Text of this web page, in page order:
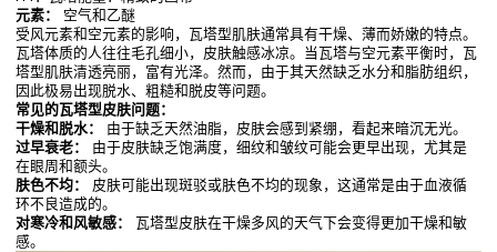
元素：
空气和乙醚
受风元素和空元素的影响，瓦塔型肌肤通常具有干燥、薄而娇嫩的特点。
瓦塔体质的人往往毛孔细小，皮肤触感冰凉。当瓦塔与空元素平衡时，瓦
塔型肌肤清透亮丽，富有光泽。然而，由于其天然缺乏水分和脂肪组织，
因此极易出现脱水、粗糙和脱皮等问题。
常见的瓦塔型皮肤问题：
干燥和脱水：
由于缺乏天然油脂，皮肤会感到紧绷，看起来暗沉无光。
过早衰老：
由于皮肤缺乏饱满度，细纹和皱纹可能会更早出现，尤其是
在眼周和额头。
肤色不均：
皮肤可能出现斑驳或肤色不均的现象，这通常是由于血液循
环不良造成的。
对寒冷和风敏感：
瓦塔型皮肤在干燥多风的天气下会变得更加干燥和敏
感。